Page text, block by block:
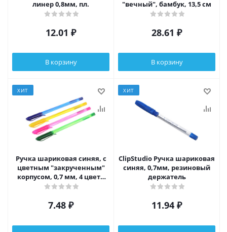
линер 0,8мм, пл.
12.01 ₽
В корзину
"вечный", бамбук, 13,5 см
28.61 ₽
В корзину
ХИТ
Ручка шариковая синяя, с
цветным "закрученным"
корпусом, 0,7 мм, 4 цвета
корпуса, инд. маркировка
7.48 ₽
ХИТ
ClipStudio Ручка шариковая
синяя, 0,7мм, резиновый
держатель
11.94 ₽